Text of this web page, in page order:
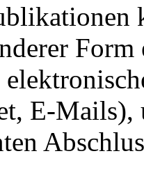
E-Mails),